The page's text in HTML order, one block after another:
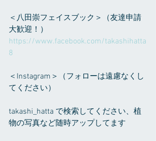
＜八田崇フェイスブック＞（友達申請
大歓迎！）
https://www.facebook.com/takashihatta
8
＜Instagram＞（フォローは遠慮なくし
てください）
takashi_hatta で検索してください、植
物の写真など随時アップしてます